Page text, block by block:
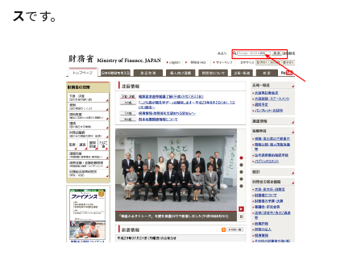
スです。